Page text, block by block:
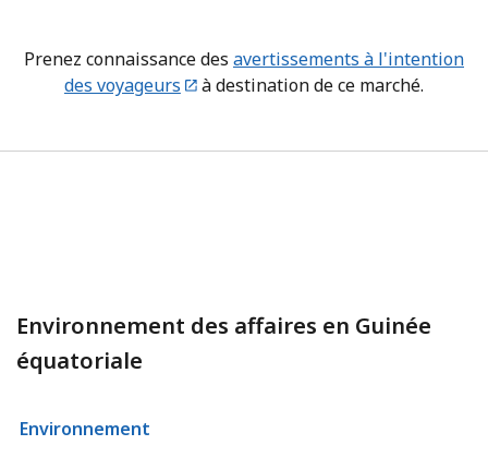
Prenez connaissance des avertissements à l'intention
des voyageurs
à destination de ce marché.
Environnement des affaires en Guinée
équatoriale
Environnement